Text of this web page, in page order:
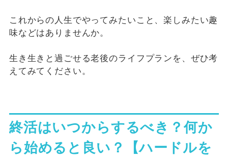
これからの人生でやってみたいこと、楽しみたい趣
味などはありませんか。
生き生きと過ごせる老後のライフプランを、ぜひ考
えてみてください。
終活はいつからするべき？何か
ら始めると良い？【ハードルを